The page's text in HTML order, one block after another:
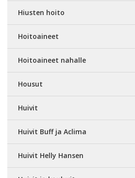
Hiusten hoito
Hoitoaineet
Hoitoaineet nahalle
Housut
Huivit
Huivit Buff ja Aclima
Huivit Helly Hansen